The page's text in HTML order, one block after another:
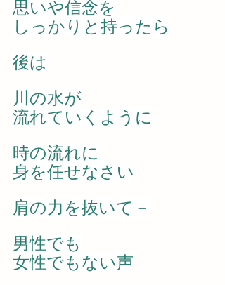
思いや信念を
しっかりと持ったら
後は
川の水が
流れていくように
時の流れに
身を任せなさい
肩の力を抜いて－
男性でも
女性でもない声